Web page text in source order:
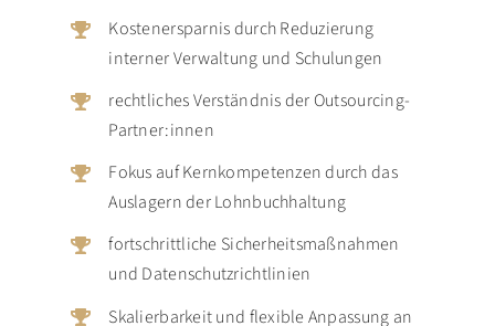
Kostenersparnis durch Reduzierung
interner Verwaltung und Schulungen
rechtliches Verständnis der Outsourcing-
Partner:innen
Fokus auf Kernkompetenzen durch das
Auslagern der Lohnbuchhaltung
fortschrittliche Sicherheitsmaßnahmen
und Datenschutzrichtlinien
Skalierbarkeit und flexible Anpassung an